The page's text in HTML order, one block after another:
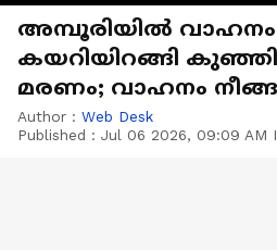
അമ്പൂരിയിൽ വാഹനം
കയറിയിറങ്ങി
മരണം; വാഹനം
ഹാൻഡ് ബ്രേക്ക്
Author : Web Desk
Published : Jul 06 2026, 09:09 AM